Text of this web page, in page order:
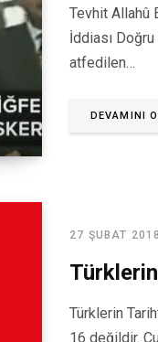
Tevhit Allahû
İddiası
atfedilen…
DEVAMINI
27 ŞUBAT 2018
Türklerin
16 değildir.